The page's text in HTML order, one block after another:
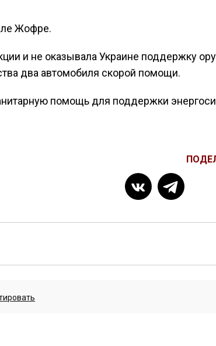
Жофре.
и не оказывала Украине поддержку
два автомобиля скорой помощи.
помощь для поддержки